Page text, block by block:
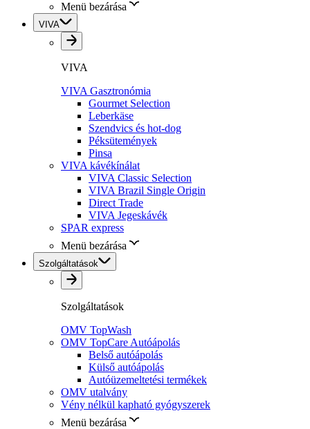
Menü bezárása
VIVA
VIVA
VIVA Gasztronómia
Gourmet Selection
Leberkäse
Szendvics és hot-dog
Péksütemények
Pinsa
VIVA kávékínálat
VIVA Classic Selection
VIVA Brazil Single Origin
Direct Trade
VIVA Jegeskávék
SPAR express
Menü bezárása
Szolgáltatások
Szolgáltatások
OMV TopWash
OMV TopCare Autóápolás
Belső autóápolás
Külső autóápolás
Autóüzemeltetési termékek
OMV utalvány
Vény nélkül kapható gyógyszerek
Menü bezárása